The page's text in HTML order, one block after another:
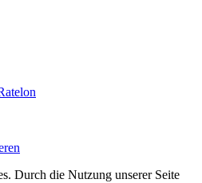
Durch die Nutzung unserer Seite